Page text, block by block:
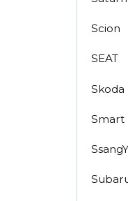
Scion
SEAT
Skoda
Smart